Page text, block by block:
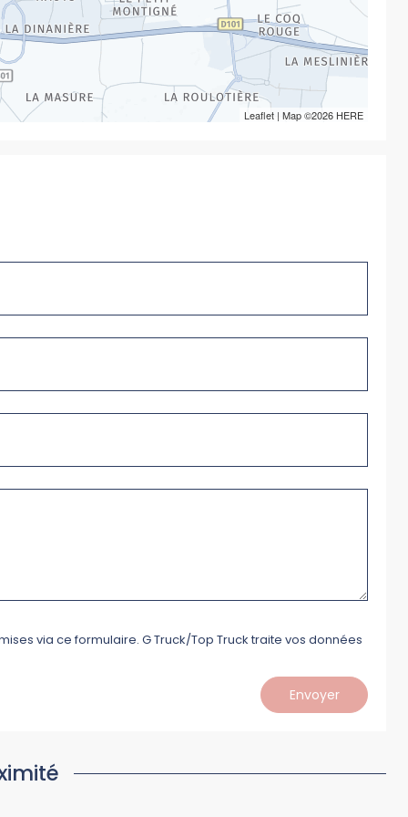
Leaflet | Map ©2026 HERE
via ce formulaire. G Truck/Top Truck traite vos données
Envoyer